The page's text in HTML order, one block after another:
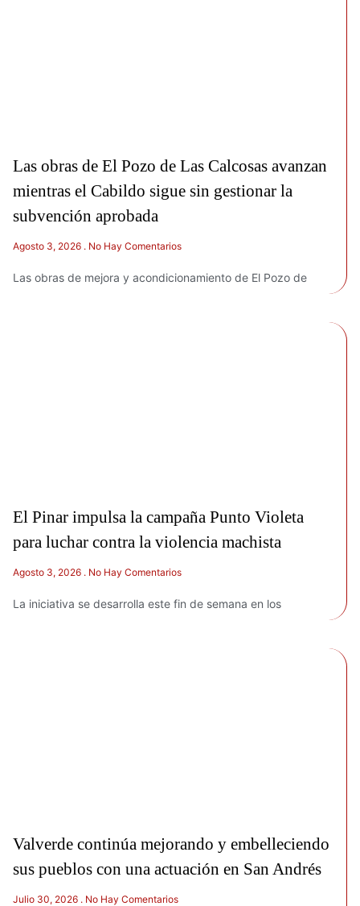
Las obras de El Pozo de Las Calcosas avanzan
mientras el Cabildo sigue sin gestionar la
subvención aprobada
Agosto 3, 2026 No Hay Comentarios
Las obras de mejora y acondicionamiento de El Pozo de
El Pinar impulsa la campaña Punto Violeta
para luchar contra la violencia machista
Agosto 3, 2026 No Hay Comentarios
La iniciativa se desarrolla este fin de semana en los
Valverde continúa mejorando y embelleciendo
sus pueblos con una actuación en San Andrés
Julio 30, 2026 No Hay Comentarios